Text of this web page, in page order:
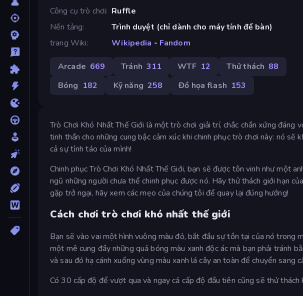
Công cụ trò chơi Ruffle
Nền tảng
Trình duyệt (chỉ dành cho máy tính để bàn)
trang Wiki
Wikipedia - Fandom
Arcade 669 Tránh 311 WTF 12 Thử thách 88
Bóng 182 Kỹ năng 258 Đồ họa flash 153
Trò Chơi Khó Nhất Thế Giới là một trò chơi giải trí, chắc chắn xứng đáng
tinh thần cho những cung bậc cảm xúc khi chinh phục trò chơi này: nó sẽ
cả sự tỉnh táo của mình!
Chinh phục Trò Chơi Khó Nhất Thế Giới, bạn sẽ được tôn vinh như một
ngũ những người chưa thể chinh phục được nó. Hãy thử thách giới hạn
gặp trở ngại, hãy xem các mẹo của chúng tôi để quay lại đúng hướng!
Cách chơi trò chơi khó nhất thế giới
Bạn sẽ vào vai một hình vuông màu đỏ, bắt đầu sự tồn tại của nó trong
một mê cung đầy những quả bóng màu xanh độc ác mà bạn phải tránh
và sau đó hạ cánh xuống vùng màu xanh lá cây an toàn để chuyển sang
Có 30 cấp độ để vượt qua và ngay cả cấp độ đầu tiên cũng sẽ thử thách